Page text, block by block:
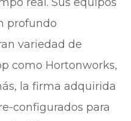
profundo
variedad de
como Hortonworks,
la firma adquirida
configurados para